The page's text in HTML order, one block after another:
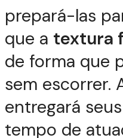
prepará-las
que a textura
de forma que
sem escorrer.
entregará
tempo de